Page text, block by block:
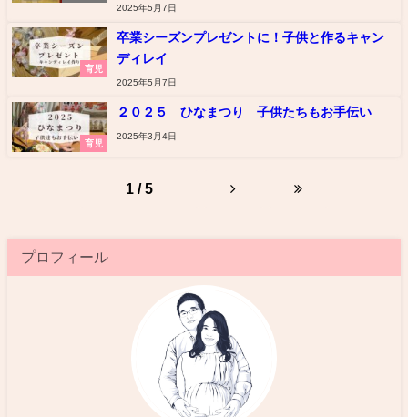
2025年5月7日
育児
卒業シーズンプレゼントに！子供と作るキャン
ディレイ
2025年5月7日
育児
２０２５ ひなまつり 子供たちもお手伝い
2025年3月4日
1 / 5
プロフィール